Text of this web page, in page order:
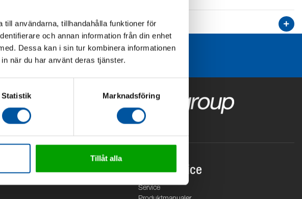
användarna, tillhandahålla funktioner för
och annan information från din enhet
Dessa kan i sin tur kombinera informationen
när du har använt deras tjänster.
Statistik Marknadsföring
Tillåt alla
Kundservice
Service